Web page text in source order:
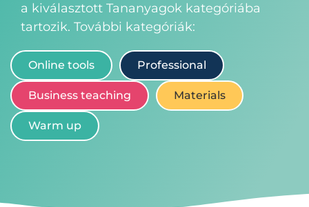
a kiválasztott Tananyagok kategóriába
tartozik. További kategóriák:
Online tools Professional
Business teaching Materials
Warm up